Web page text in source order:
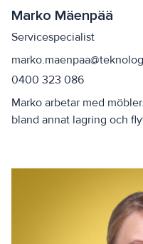
Marko Mäenpää
Servicespecialist
0400 323 086
Marko arbetar med
bland annat lagring och